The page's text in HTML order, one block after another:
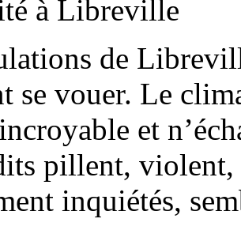
de
se vouer. Le
et
pillent, violent,
inquiétés,